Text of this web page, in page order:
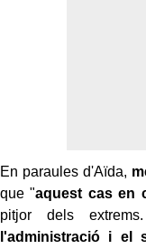
En paraules d'Aïda,
que "aquest cas en
pitjor dels
l'administració i el